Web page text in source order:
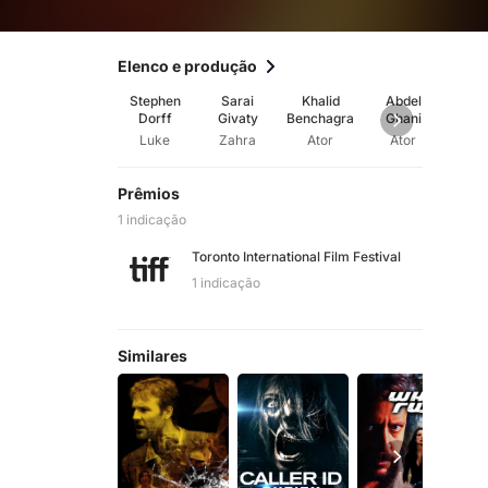
Elenco e produção
Stephen
Dorff
Luke
Sarai
Givaty
Zahra
Khalid
Benchagra
Ator
Abdel
Ghani
Benizza
Ator
Prêmios
1 indicação
Toronto International Film Festival
1 indicação
Similares